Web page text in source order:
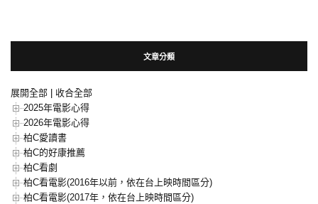
文章分類
展開全部
收合全部
2025年電影心得
2026年電影心得
柏C愛讀書
柏C的好康推薦
柏C看劇
柏C看電影(2016年以前，依在台上映時間區分)
柏C看電影(2017年，依在台上映時間區分)